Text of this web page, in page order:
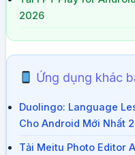
2026
Ứng dụng khác
Duolingo: Language
Cho Android Mới Nhất
Tải Meitu Photo Editor